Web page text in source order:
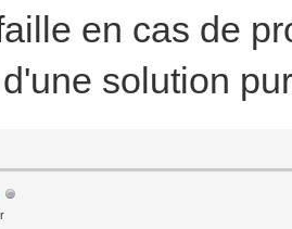
en cas de
solution